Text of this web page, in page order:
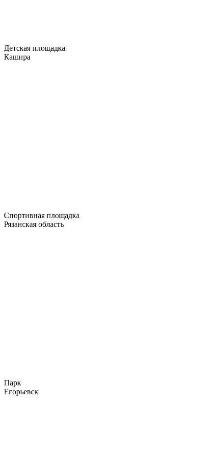
Детская площадка
Кашира
Спортивная площадка
Рязанская область
Парк
Егорьевск